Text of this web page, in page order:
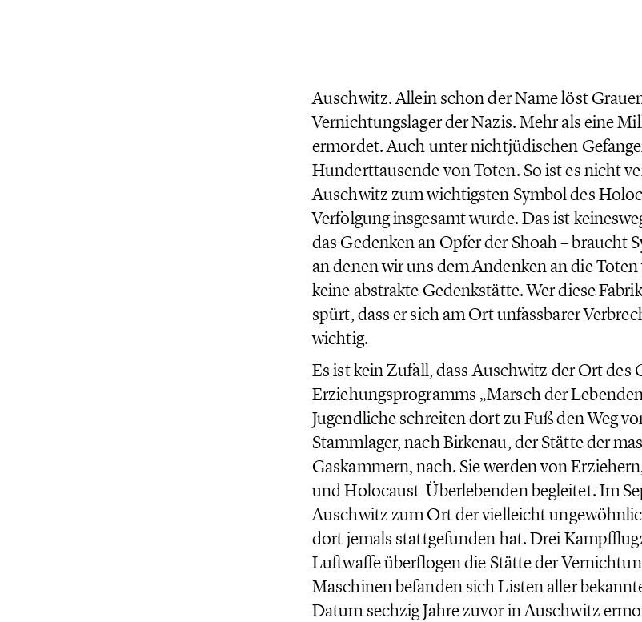
Auschwitz. Allein schon der Name löst
Vernichtungslager der Nazis. Mehr als eine
ermordet. Auch unter nichtjüdischen
Hunderttausende von Toten. So ist es nicht
Auschwitz zum wichtigsten Symbol des
Verfolgung insgesamt wurde. Das ist
das Gedenken an Opfer der Shoah – braucht
an denen wir uns dem Andenken an die
keine abstrakte Gedenkstätte. Wer diese
spürt, dass er sich am Ort unfassbarer
wichtig.
Es ist kein Zufall, dass Auschwitz der Ort des
Erziehungsprogramms „Marsch der
Jugendliche schreiten dort zu Fuß den Weg
Stammlager, nach Birkenau, der Stätte der
Gaskammern, nach. Sie werden von
und Holocaust-Überlebenden begleitet. Im
Auschwitz zum Ort der vielleicht
dort jemals stattgefunden hat. Drei
Luftwaffe überflogen die Stätte der
Maschinen befanden sich Listen aller
Datum sechzig Jahre zuvor in Auschwitz